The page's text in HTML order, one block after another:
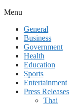
Menu
General
Business
Government
Health
Education
Sports
Entertainment
Press Releases
Thai